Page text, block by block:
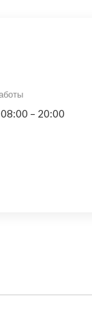
– 20:00